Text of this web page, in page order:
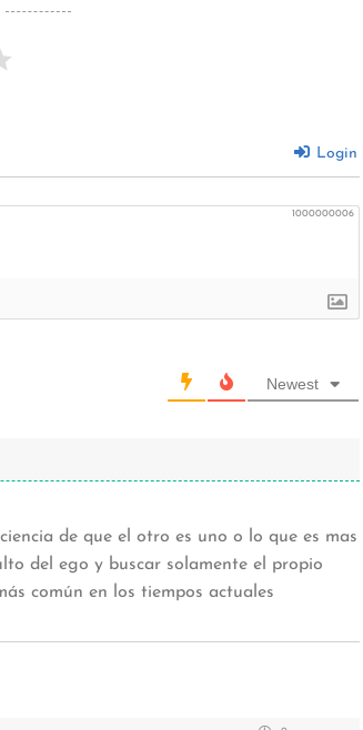
Login
1000000006
Newest
de que el otro es uno o lo que es mas
del ego y buscar solamente el propio
común en los tiempos actuales